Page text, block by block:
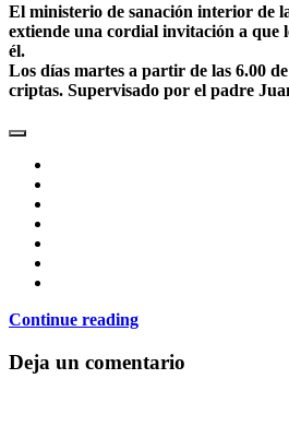
El ministerio de sanación interior de
extiende una cordial invitación a que
él.
Los días martes a partir de las 6.00
criptas. Supervisado por el padre
Continue reading
Deja un comentario